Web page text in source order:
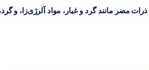
مضر مانند گرد و غبار، مواد آلرژی‌زا، و